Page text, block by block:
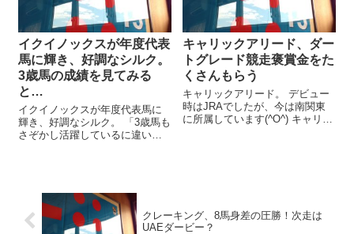
イクイノックスが年度代表
馬に輝き、好調なシルク。
3歳馬の成績を見てみる
と…
イクイノックスが年度代表馬に
輝き、好調なシルク。 「3歳馬も
さぞかし活躍しているに違いな
ルク3歳馬、現時点での出...
キャリックアリード、ダー
トグレード競走褒賞金をた
くさんもらう
キャリックアリード。 デビュー
時はJRAでしたが、今は南関東
に所属しています(^O^) キャリッ
クレーキング、8馬身差の圧勝！次走は
UAEダービー？